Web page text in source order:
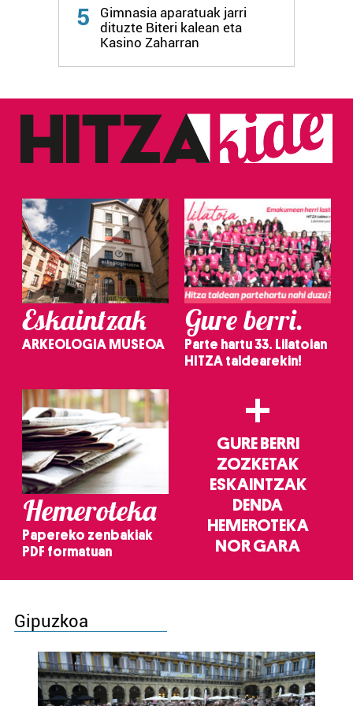
fitxategiak erabiltzen ditu. Zure esperientzia eta
zerbitzuak hobetzeko asmoz, cookie teknologiaz
irakurri
5
Gimnasia aparatuak jarri
dituzte Biteri kalean eta
Kasino Zaharran
Eskaintzak
ARKEOLOGIA MUSEOA
Gure berri.
Parte hartu 33. Lilatoian
HITZA taldearekin!
Hemeroteka
Papereko zenbakiak
PDF formatuan
+
GURE BERRI
ZOZKETAK
ESKAINTZAK
DENDA
HEMEROTEKA
NOR GARA
Gipuzkoa